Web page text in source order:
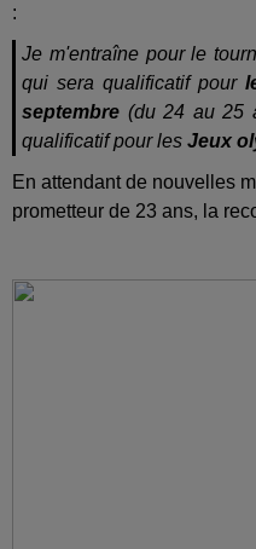
:
Je m'entraîne pour le
qui sera qualificatif pour
septembre (du 24 au 25
qualificatif pour les Jeux
En attendant de nouvelles
prometteur de 23 ans, la